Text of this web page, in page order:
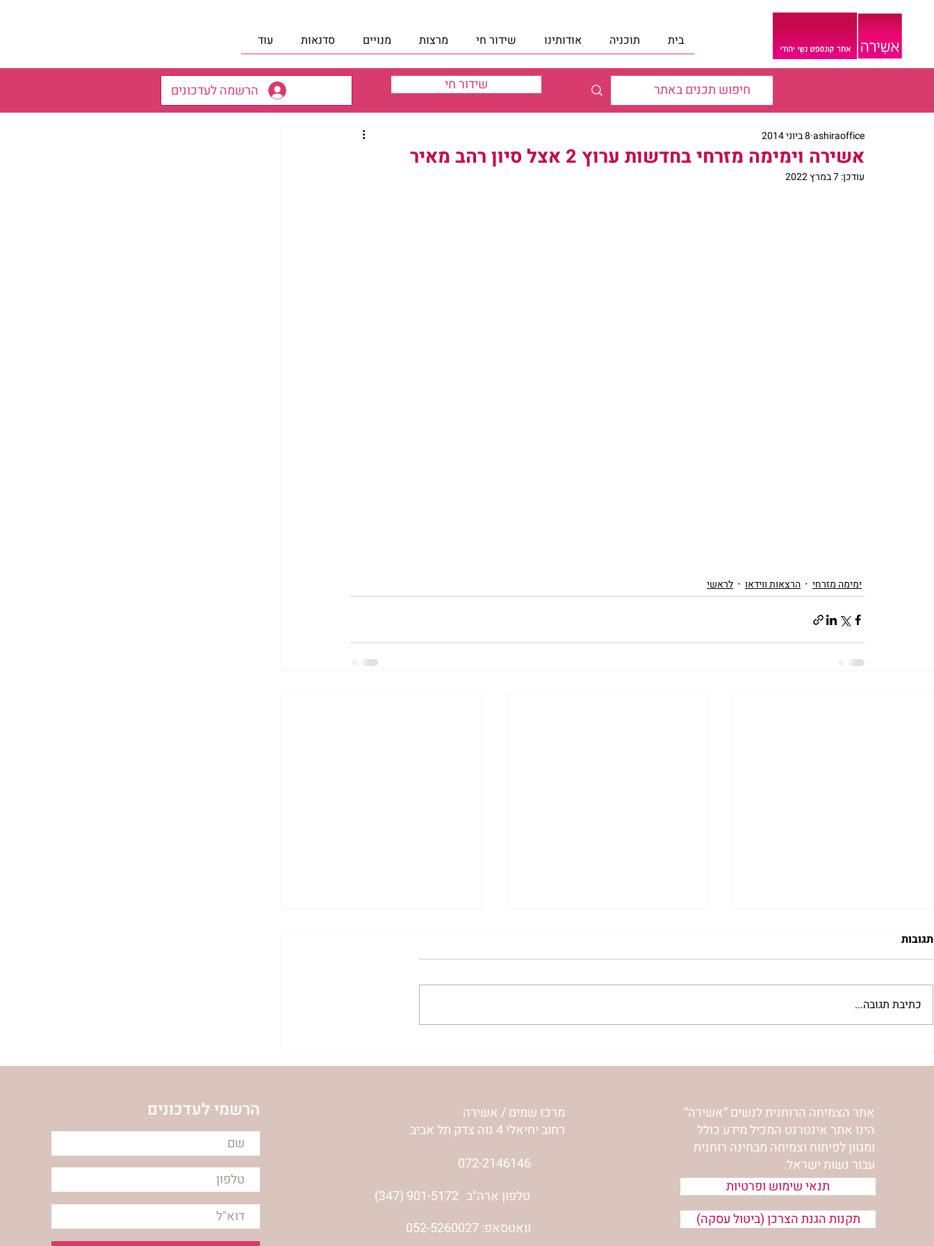
בית תוכניה אודותינו שידור חי מרצות מנויים סדנאות עוד
הרשמה לעדכונים שידור חי
אשירה וימימה מזרחי בחדשות ערוץ 2 אצל סיון רהב מאיר
ashiraoffice 8 ביוני 2014
עודכן:7 במרץ 2022
ימימה מזרחי הרצאות ווידאו לראשי
שיעור לט"ו באב | הר' ימימה
השיעור לתשעה באב | הר'
אוהב" | ראש חודש אב
תגובות
כתיבת תגובה...
הרשמי לעדכונים
מרכז שמים / אשירה
רחוב יחיאלי 4 נוה צדק תל אביב
072-2146146
(347) 901-5172 טלפון ארה"ב
וואטסאפ: 052-5260027
אתר הצמיחה הרוחנית לנשים “אשירה”
הינו אתר אינטרנט המכיל מידע כולל
ומגוון לפיתוח וצמיחה מבחינה רוחנית
עבור נשות ישראל.
תנאי שימוש ופרטיות
תקנות הגנת הצרכן (ביטול עסקה)